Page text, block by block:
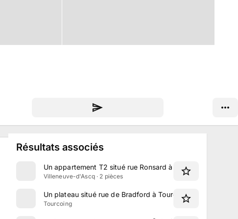
Résultats associés
Un appartement T2 situé rue Ronsard à Villeneuve-d'Ascq
Villeneuve-d'Ascq · 2 pièces
Un plateau situé rue de Bradford à Tourcoing
Tourcoing